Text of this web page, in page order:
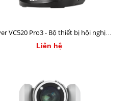
VC520 Pro3 - Bộ thiết bị hội nghị
truyền hình
Liên hệ